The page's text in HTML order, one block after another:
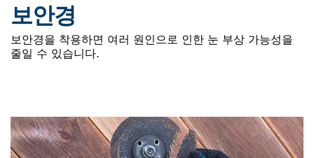
보안경
보안경을 착용하면 여러 원인으로 인한 눈 부상 가능성을
줄일 수 있습니다.